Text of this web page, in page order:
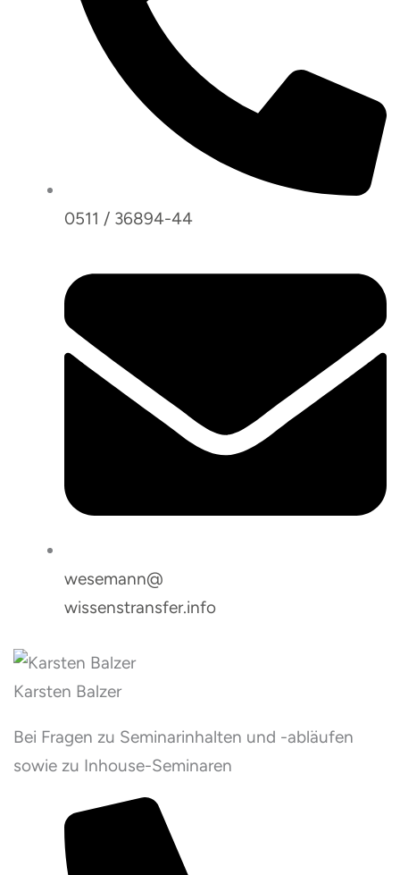
0511 / 36894-44
wesemann@
wissenstransfer.info
Karsten Balzer
Bei Fragen zu Seminarinhalten und -abläufen
sowie zu Inhouse-Seminaren